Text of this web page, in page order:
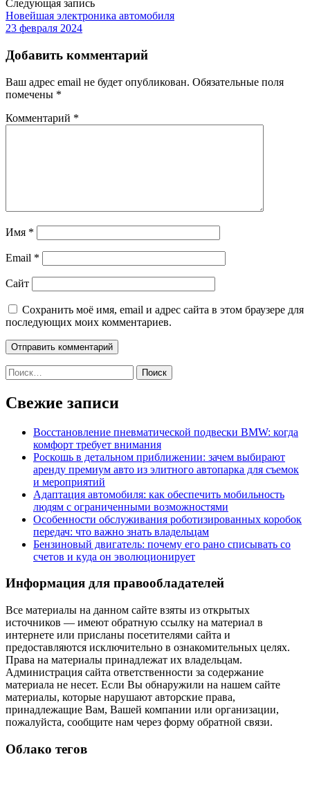
Следующая запись
Новейшая электроника автомобиля
23 февраля 2024
Добавить комментарий
Ваш адрес email не будет опубликован. Обязательные поля
помечены *
Комментарий *
Имя *
Email *
Сайт
Сохранить моё имя, email и адрес сайта в этом браузере для
последующих моих комментариев.
Найти:
Свежие записи
Восстановление пневматической подвески BMW: когда
комфорт требует внимания
Роскошь в детальном приближении: зачем выбирают
аренду премиум авто из элитного автопарка для съемок
и мероприятий
Адаптация автомобиля: как обеспечить мобильность
людям с ограниченными возможностями
Особенности обслуживания роботизированных коробок
передач: что важно знать владельцам
Бензиновый двигатель: почему его рано списывать со
счетов и куда он эволюционирует
Информация для правообладателей
Все материалы на данном сайте взяты из открытых
источников — имеют обратную ссылку на материал в
интернете или присланы посетителями сайта и
предоставляются исключительно в ознакомительных целях.
Права на материалы принадлежат их владельцам.
Администрация сайта ответственности за содержание
материала не несет. Если Вы обнаружили на нашем сайте
материалы, которые нарушают авторские права,
принадлежащие Вам, Вашей компании или организации,
пожалуйста, сообщите нам через форму обратной связи.
Облако тегов